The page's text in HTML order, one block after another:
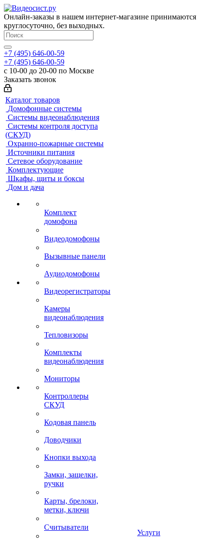
Онлайн-заказы в нашем интернет-магазине принимаются
круглосуточно, без выходных.
+7 (495) 646-00-59
+7 (495) 646-00-59
с 10-00 до 20-00 по Москве
Заказать звонок
Каталог товаров
Домофонные системы
Системы видеонаблюдения
Системы контроля доступа
(СКУД)
Охранно-пожарные системы
Источники питания
Сетевое оборудование
Комплектующие
Шкафы, щиты и боксы
Дом и дача
Комплект
домофона
Видеодомофоны
Вызывные панели
Аудиодомофоны
Видеорегистраторы
Камеры
видеонаблюдения
Тепловизоры
Комплекты
видеонаблюдения
Мониторы
Контроллеры
СКУД
Кодовая панель
Доводчики
Кнопки выхода
Замки, защелки,
ручки
Карты, брелоки,
метки, ключи
Считыватели
Услуги